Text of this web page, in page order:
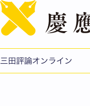
三田評論オンライン